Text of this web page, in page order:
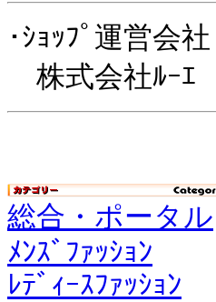
･ｼｮｯﾌﾟ運営会社
株式会社ﾙｰｴ
総合・ポータル
ﾒﾝｽﾞﾌｧｯｼｮﾝ
ﾚﾃﾞｨｰｽﾌｧｯｼｮﾝ